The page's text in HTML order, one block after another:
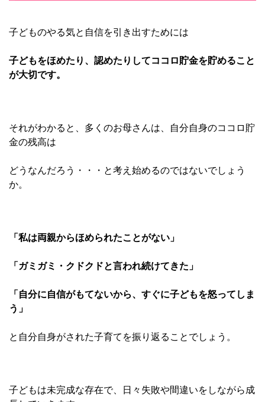
子どものやる気と自信を引き出すためには
子どもをほめたり、認めたりしてココロ貯金を貯めること
が大切です。
それがわかると、多くのお母さんは、自分自身のココロ貯
金の残高は
どうなんだろう・・・と考え始めるのではないでしょう
か。
「私は両親からほめられたことがない」
「ガミガミ・クドクドと言われ続けてきた」
「自分に自信がもてないから、すぐに子どもを怒ってしま
う」
と自分自身がされた子育てを振り返ることでしょう。
子どもは未完成な存在で、日々失敗や間違いをしながら成